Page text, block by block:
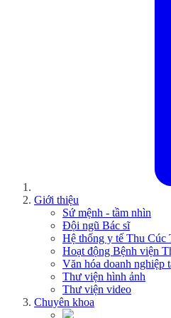
Giới thiệu
Sứ mệnh - tầm nhìn
Đội ngũ Bác sĩ
Hệ thống y tế Thu Cúc
Hoạt động Bệnh viện
Văn hóa doanh nghiệp
Thư viện hình ảnh
Thư viện video
Chuyên khoa